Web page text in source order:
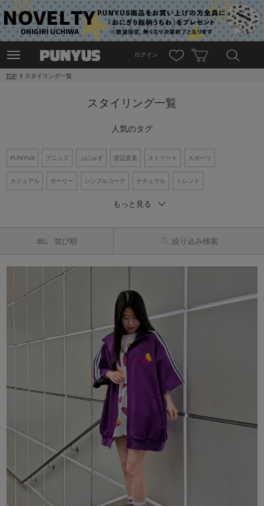
ログイン
TOP スタイリング一覧
スタイリング一覧
人気のタグ
PUNYUS プニュズ ぷにゅず 渡辺直美 ストリート スポーツ
カジュアル ガーリー シンプルコーデ ナチュラル トレンド
再入荷アイテム
ビッグシルエット Tシャツ デニム ワンピース シャツコーデ
もっと見る
並び順 絞り込み検索